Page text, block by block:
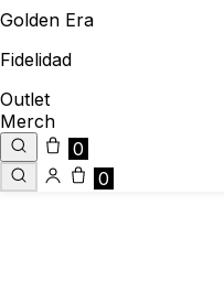
Golden Era
Fidelidad
Outlet
Merch
0
0